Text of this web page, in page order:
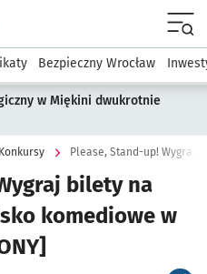
podserwis: Dla mieszkańca
Bezpieczny Wrocław
w Miękini dwukrotnie
Konkursy
bilety na
komediowe w